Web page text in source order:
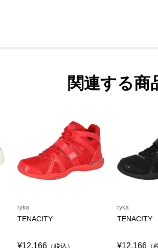
関連する商
ryka
TENACITY
¥12,166 （税込）
ryka
TENACITY
¥12,166 （